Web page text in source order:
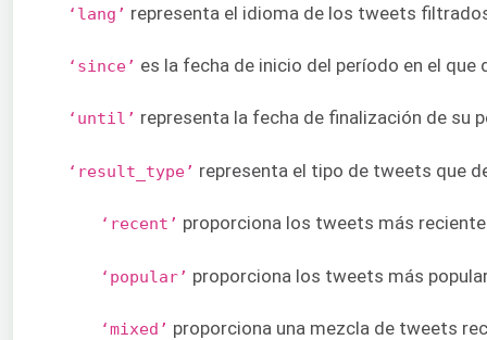
‘lang’ representa el idioma de los tweets
‘since’ es la fecha de inicio del período en el
‘until’ representa la fecha de finalización de su
‘result_type’ representa el tipo de tweets que
‘recent’ proporciona los tweets más
‘popular’ proporciona los tweets más
‘mixed’ proporciona una mezcla de tweets